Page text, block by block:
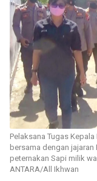
Pelaksana Tugas
bersama dengan
peternakan Sapi milik
ANTARA/All Ikhwan